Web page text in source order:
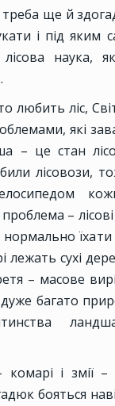
ще й
і під яким
наука,
любить ліс,
які
– це стан
лісовози,
–
сухі
– масове
багато
і змії
бояться